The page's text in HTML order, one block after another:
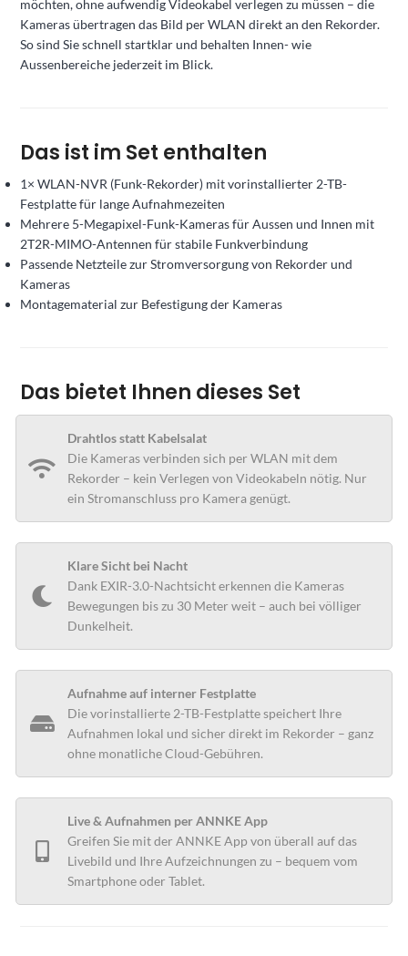
möchten, ohne aufwendig Videokabel verlegen zu müssen – die
Kameras übertragen das Bild per WLAN direkt an den Rekorder.
So sind Sie schnell startklar und behalten Innen- wie
Aussenbereiche jederzeit im Blick.
Das ist im Set enthalten
1× WLAN-NVR (Funk-Rekorder) mit vorinstallierter 2-TB-
Festplatte für lange Aufnahmezeiten
Mehrere 5-Megapixel-Funk-Kameras für Aussen und Innen mit
2T2R-MIMO-Antennen für stabile Funkverbindung
Passende Netzteile zur Stromversorgung von Rekorder und
Kameras
Montagematerial zur Befestigung der Kameras
Das bietet Ihnen dieses Set
Drahtlos statt Kabelsalat
Die Kameras verbinden sich per WLAN mit dem
Rekorder – kein Verlegen von Videokabeln nötig. Nur
ein Stromanschluss pro Kamera genügt.
Klare Sicht bei Nacht
Dank EXIR-3.0-Nachtsicht erkennen die Kameras
Bewegungen bis zu 30 Meter weit – auch bei völliger
Dunkelheit.
Aufnahme auf interner Festplatte
Die vorinstallierte 2-TB-Festplatte speichert Ihre
Aufnahmen lokal und sicher direkt im Rekorder – ganz
ohne monatliche Cloud-Gebühren.
Live & Aufnahmen per ANNKE App
Greifen Sie mit der ANNKE App von überall auf das
Livebild und Ihre Aufzeichnungen zu – bequem vom
Smartphone oder Tablet.